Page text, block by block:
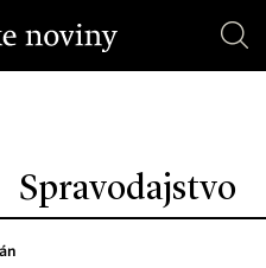
Spravodajstvo